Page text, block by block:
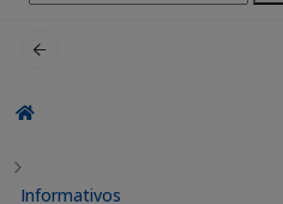
por:
Informativos